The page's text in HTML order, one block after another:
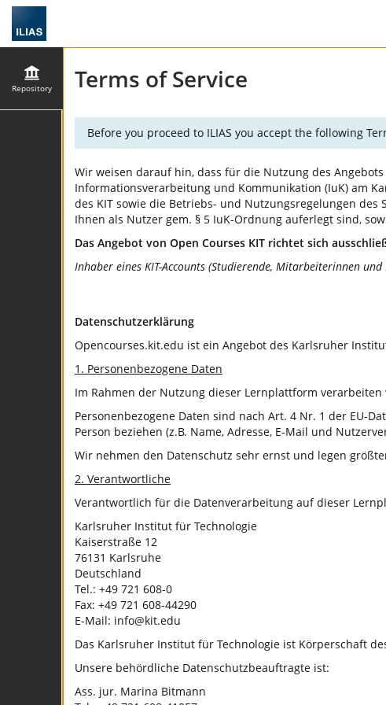
Repository Terms of Service
Before you proceed to ILIAS you accept the following
Wir weisen darauf hin, dass für die Nutzung des
Informationsverarbeitung und Kommunikation (IuK) am
des KIT sowie die Betriebs- und Nutzungsregelungen des
Ihnen als Nutzer gem. § 5 IuK-Ordnung auferlegt sind,
Das Angebot von Open Courses KIT richtet sich
Inhaber eines KIT-Accounts (Studierende, Mitarbeiterinnen
Datenschutzerklärung
Opencourses.kit.edu ist ein Angebot des Karlsruher
1. Personenbezogene Daten
Im Rahmen der Nutzung dieser Lernplattform
Personenbezogene Daten sind nach Art. 4 Nr. 1 der EU-
Person beziehen (z.B. Name, Adresse, E-Mail und
Wir nehmen den Datenschutz sehr ernst und legen
2. Verantwortliche
Verantwortlich für die Datenverarbeitung auf dieser
Karlsruher Institut für Technologie
Kaiserstraße 12
76131 Karlsruhe
Deutschland
Tel.: +49 721 608-0
Fax: +49 721 608-44290
E-Mail: info@kit.edu
Das Karlsruher Institut für Technologie ist Körperschaft
Unsere behördliche Datenschutzbeauftragte ist:
Ass. jur. Marina Bitmann